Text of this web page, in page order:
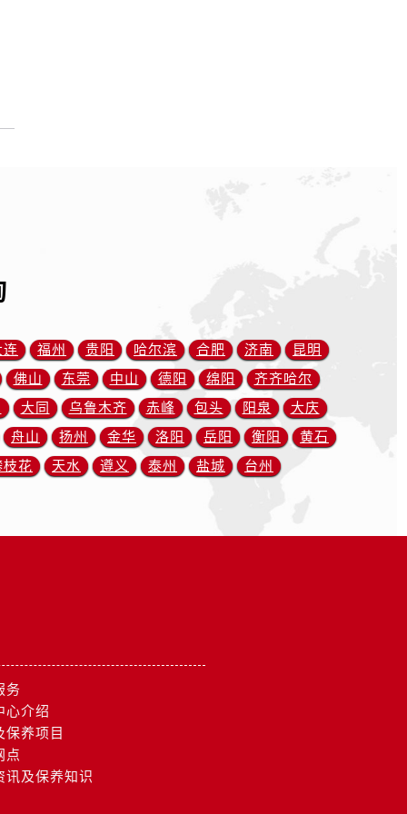
连 福州 贵阳 哈尔滨 合肥 济南
昆明
佛山 东莞 中山 德阳 绵阳
齐齐哈尔
大同 乌鲁木齐 赤峰 包头 阳泉
大庆
舟山 扬州 金华 洛阳 岳阳 衡阳
黄石
枝花 天水 遵义 泰州 盐城 台州
务
心介绍
保养项目
点
讯及保养知识